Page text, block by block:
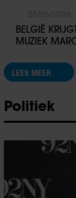
BELGIË
MUZIEK
LEES MEER
Politiek